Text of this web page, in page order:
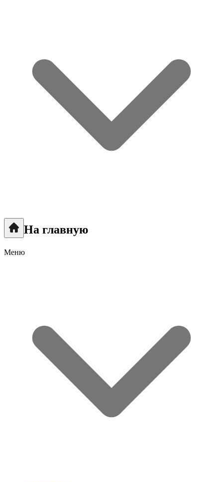
На главную
Меню